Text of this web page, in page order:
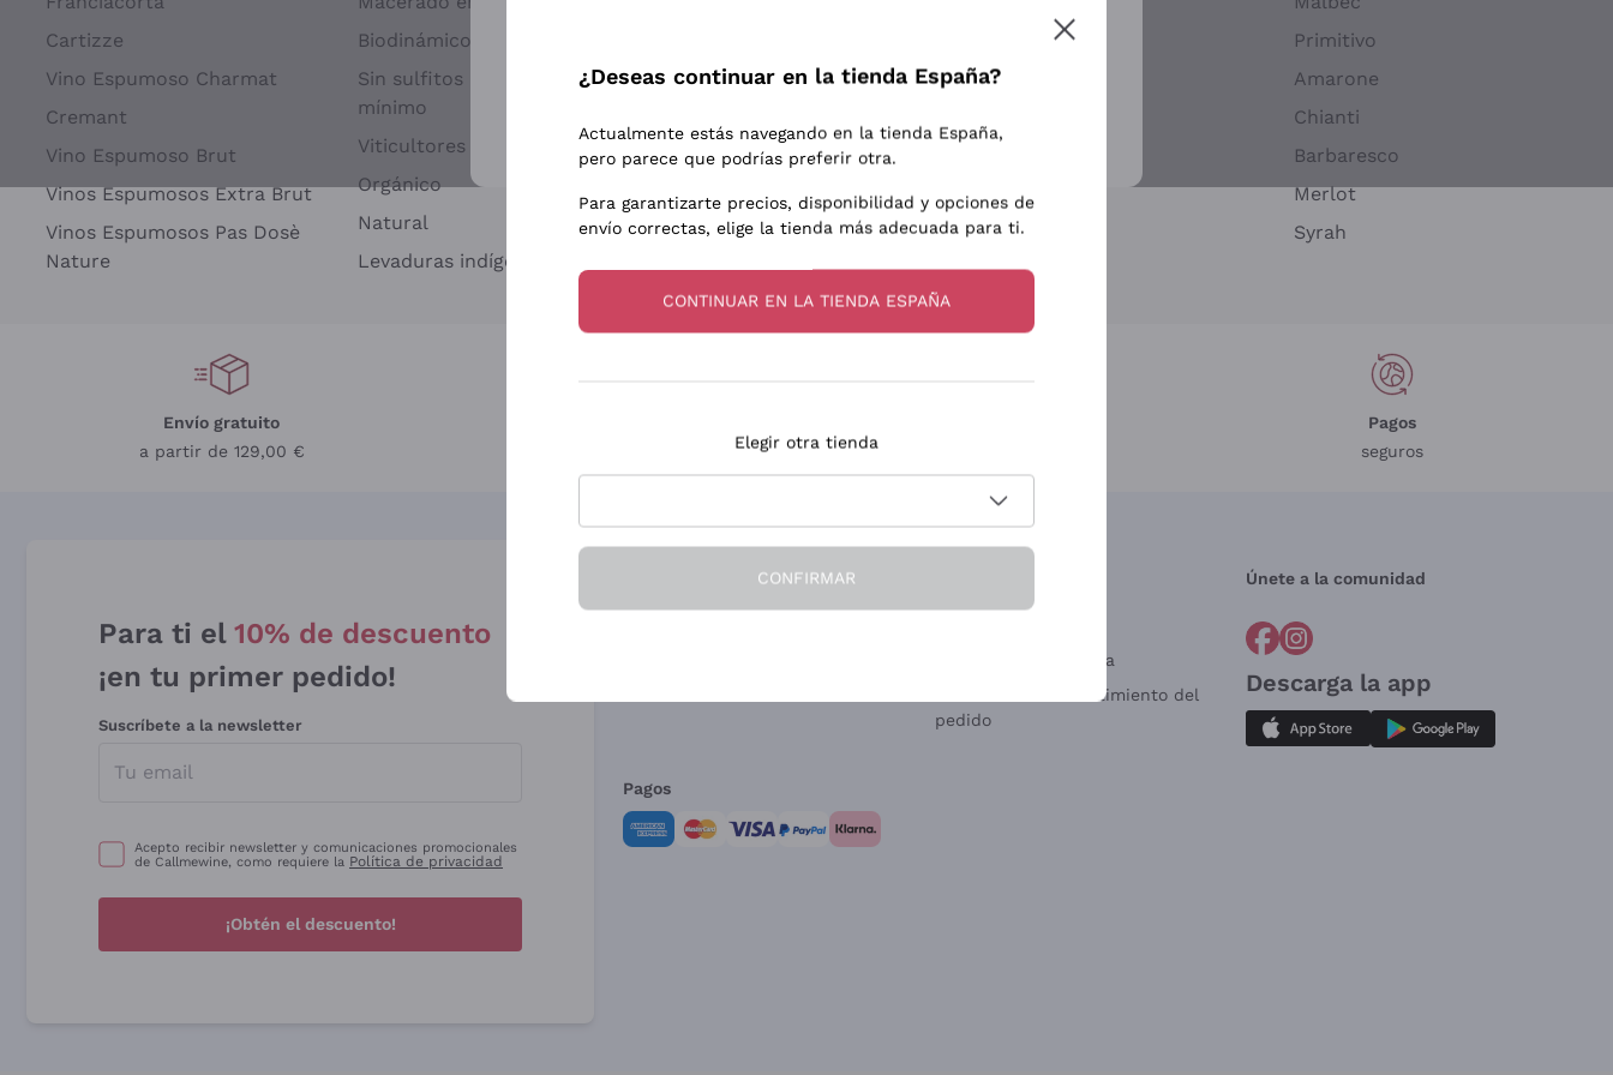
Cartizze
Vino Espumoso Charmat
Cremant
Vino Espumoso Brut
Vinos Espumosos Extra Brut
Vinos Espumosos Pas Dosè
Nature
Biodinámico
Sin sulfitos añadidos o
mínimo
Viticultores Independientes
Orgánico
Natural
Levaduras indígenas
Biondi Santi
Argiolas
Zenato
Ca' dei Frati
Sancerre
Pinot Gris
Sauvignon
Primitivo
Amarone
Chianti
Barbaresco
Merlot
Syrah
Envío gratuito
a partir de 129,00 €
Pagos
seguros
Para ti el 10% de descuento
¡en tu primer pedido!
Suscríbete a la newsletter
Acepto recibir newsletter y comunicaciones promocionales
de Callmewine, como requiere la Política de privacidad
¡Obtén el descuento!
Condiciones de Venta
Formulario de desistimiento del
pedido
Únete a la comunidad
Descarga la app
Pagos
Suscribirme
Para más información, lee nuestraPolítica de privacidad
¿Deseas continuar en la tienda España?
Actualmente estás navegando en la tienda España,
pero parece que podrías preferir otra.
Para garantizarte precios, disponibilidad y opciones de
envío correctas, elige la tienda más adecuada para ti.
CONTINUAR EN LA TIENDA ESPAÑA
Elegir otra tienda
CONFIRMAR